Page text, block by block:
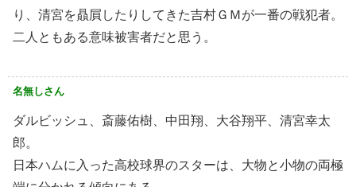
り、清宮を贔屓したりしてきた吉村ＧＭが一番の戦犯者。
二人ともある意味被害者だと思う。
名無しさん
ダルビッシュ、斎藤佑樹、中田翔、大谷翔平、清宮幸太
郎。
日本ハムに入った高校球界のスターは、大物と小物の両極